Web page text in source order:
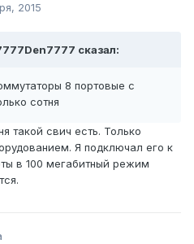
2015
сказал:
8 портовые с
сотня
такой свич есть. Только
Я подключал его к
в 100 мегабитный режим